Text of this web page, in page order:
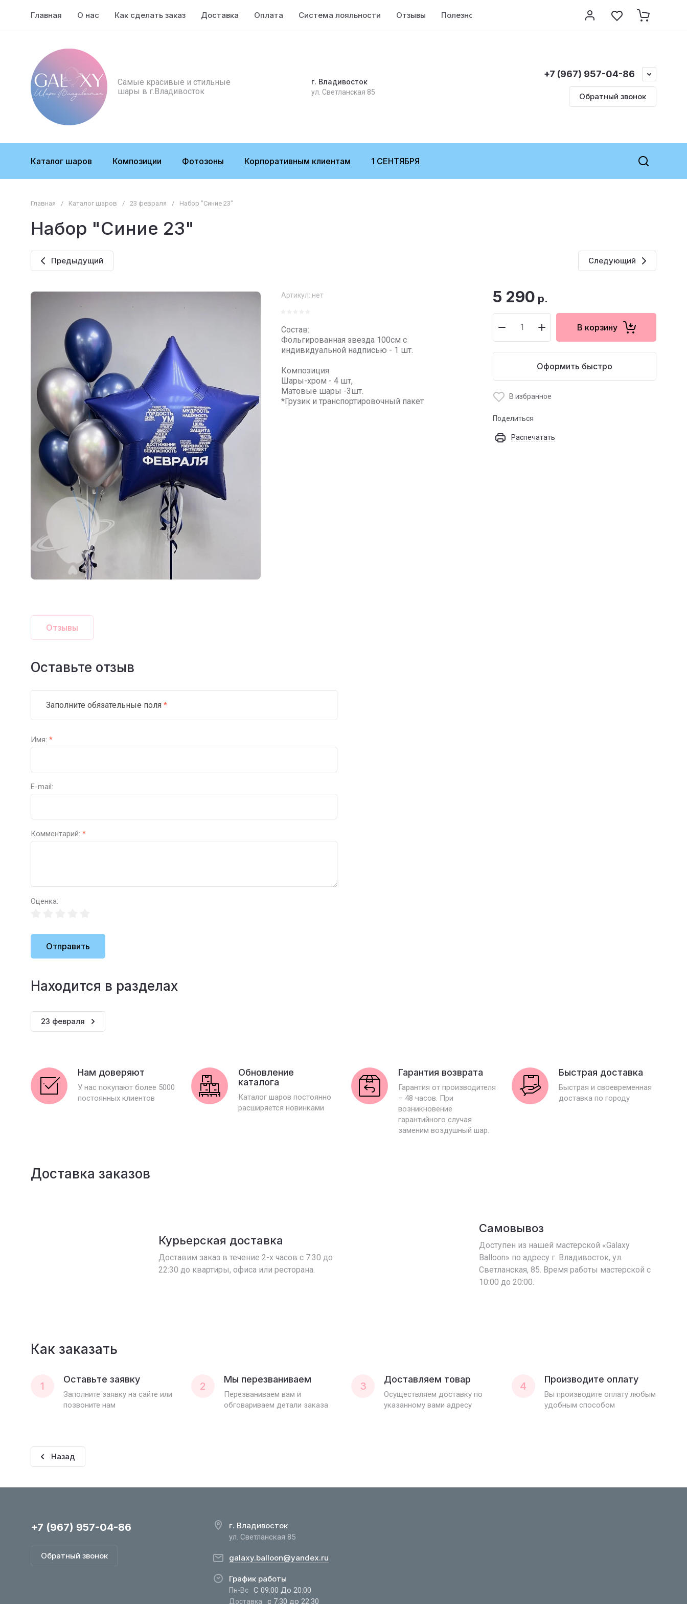
Главная О нас Как сделать заказ Доставка Оплата Система лояльности Отзывы Полезно знать Регистрация
Самые красивые и стильные
шары в г.Владивосток
г. Владивосток
ул. Светланская 85
+7 (967) 957-04-86
Обратный звонок
Каталог шаров Композиции Фотозоны Корпоративным клиентам 1 СЕНТЯБРЯ
Главная / Каталог шаров / 23 февраля / Набор "Синие 23"
Набор "Синие 23"
Предыдущий Следующий
Артикул: нет
Состав:
Фольгированная звезда 100см с
индивидуальной надписью - 1 шт.
Композиция:
Шары-хром - 4 шт,
Матовые шары -3шт.
*Грузик и транспортировочный пакет
5 290 р.
В корзину
Оформить быстро
В избранное
Поделиться
Распечатать
Отзывы
Оставьте отзыв
Заполните обязательные поля *
Имя: *
E-mail:
Комментарий: *
Оценка:
Отправить
Находится в разделах
23 февраля
Нам доверяют
У нас покупают более 5000
постоянных клиентов
Обновление
каталога
Каталог шаров постоянно
расширяется новинками
Гарантия возврата
Гарантия от производителя
– 48 часов. При
возникновение
гарантийного случая
заменим воздушный шар.
Быстрая доставка
Быстрая и своевременная
доставка по городу
Доставка заказов
Курьерская доставка
Доставим заказ в течение 2-х часов с 7:30 до
22:30 до квартиры, офиса или ресторана.
Самовывоз
Доступен из нашей мастерской «Galaxy
Balloon» по адресу г. Владивосток, ул.
Светланская, 85. Время работы мастерской с
10:00 до 20:00.
Как заказать
1
Оставьте заявку
Заполните заявку на сайте или
позвоните нам
2
Мы перезваниваем
Перезваниваем вам и
обговариваем детали заказа
3
Доставляем товар
Осуществляем доставку по
указанному вами адресу
4
Производите оплату
Вы производите оплату любым
удобным способом
Назад
+7 (967) 957-04-86
Обратный звонок
г. Владивосток
ул. Светланская 85
galaxy.balloon@yandex.ru
График работы
Пн-Вс С 09:00 До 20:00
Доставка с 7:30 до 22:30